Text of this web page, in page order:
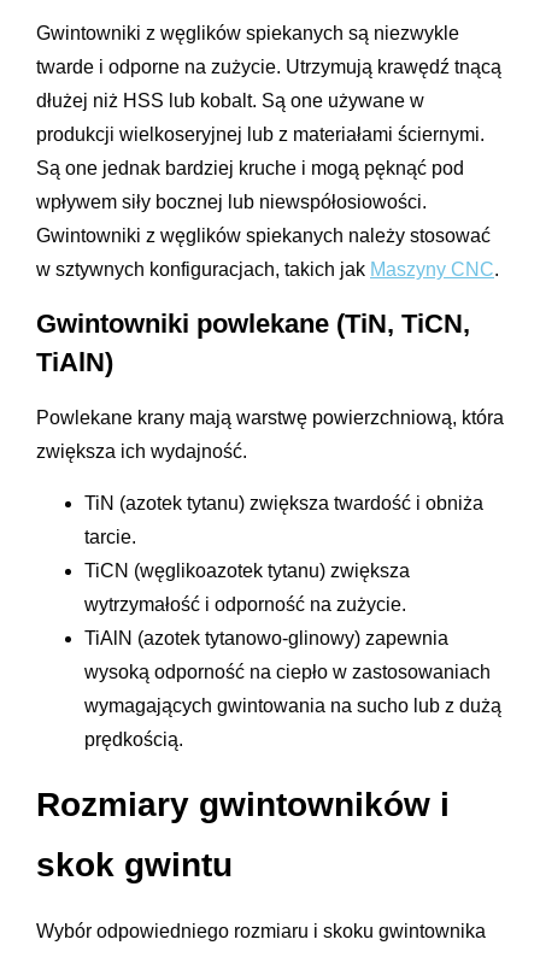
Gwintowniki z węglików spiekanych są niezwykle
twarde i odporne na zużycie. Utrzymują krawędź tnącą
dłużej niż HSS lub kobalt. Są one używane w
produkcji wielkoseryjnej lub z materiałami ściernymi.
Są one jednak bardziej kruche i mogą pęknąć pod
wpływem siły bocznej lub niewspółosiowości.
Gwintowniki z węglików spiekanych należy stosować
w sztywnych konfiguracjach, takich jak Maszyny CNC.
Gwintowniki powlekane (TiN, TiCN,
TiAlN)
Powlekane krany mają warstwę powierzchniową, która
zwiększa ich wydajność.
TiN (azotek tytanu) zwiększa twardość i obniża
tarcie.
TiCN (węglikoazotek tytanu) zwiększa
wytrzymałość i odporność na zużycie.
TiAlN (azotek tytanowo-glinowy) zapewnia
wysoką odporność na ciepło w zastosowaniach
wymagających gwintowania na sucho lub z dużą
prędkością.
Rozmiary gwintowników i
skok gwintu
Wybór odpowiedniego rozmiaru i skoku gwintownika